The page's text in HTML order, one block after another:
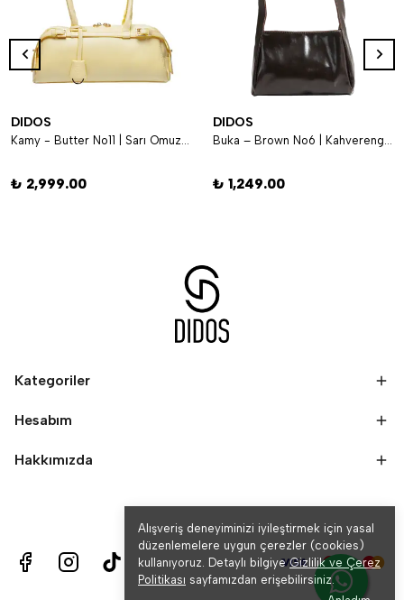
Alışveriş deneyiminizi iyileştirmek için yasal
düzenlemelere uygun çerezler (cookies)
kullanıyoruz. Detaylı bilgiyeGizlilik ve Çerez
Politikası sayfamızdan erişebilirsiniz.
DIDOS
Kamy - Butter No11 | Sarı Omuz Çantası
₺ 2,999.00
DIDOS
Buka – Brown No6 | Kahverengi Omuz Çantası
₺ 1,249.00
Kategoriler
Hesabım
Hakkımızda